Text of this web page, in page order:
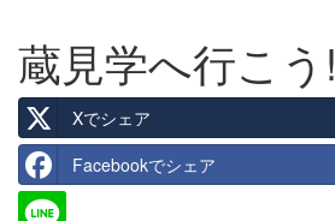
蔵見学へ行こう!
Xでシェア
Facebookでシェア